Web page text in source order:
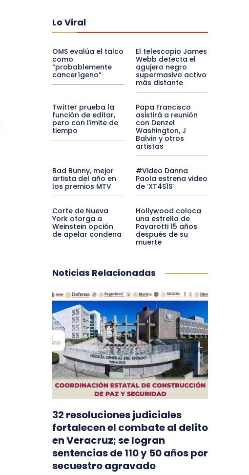
Lo Viral
OMS evalúa el talco
como
“probablemente
cancerígeno”
El telescopio James
Webb detecta el
agujero negro
supermasivo activo
más distante
Twitter prueba la
función de editar,
pero con límite de
tiempo
Papa Francisco
asistirá a reunión
con Denzel
Washington, J
Balvin y otros
artistas
Bad Bunny, mejor
artista del año en
los premios MTV
#Video Danna
Paola estrena video
de ‘XT4S1S’
Corte de Nueva
York otorga a
Weinstein opción
de apelar condena
Hollywood coloca
una estrella de
Pavarotti 15 años
después de su
muerte
Noticias Relacionadas
32 resoluciones judiciales
fortalecen el combate al delito
en Veracruz; se logran
sentencias de 110 y 50 años por
secuestro agravado